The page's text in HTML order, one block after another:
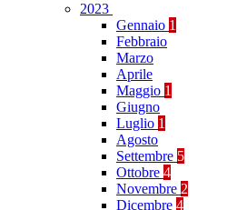
2023
Gennaio 1
Febbraio
Marzo
Aprile
Maggio 1
Giugno
Luglio 1
Agosto
Settembre 5
Ottobre 4
Novembre 2
Dicembre 4